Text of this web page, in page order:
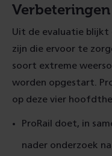
Verbeteringen
Uit de evaluatie blijkt
zijn die ervoor te
soort extreme
worden opgestart.
op deze vier
ProRail doet, in
nader onderzoek